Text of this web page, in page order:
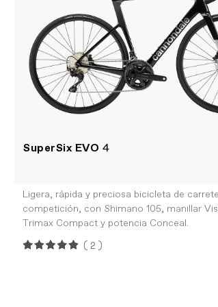
SuperSix EVO 4
Ligera, rápida y preciosa bicicleta de
competición, con Shimano 105, manillar
Trimax Compact y potencia Conceal.
(2)